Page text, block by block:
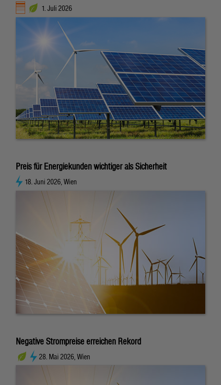
1. Juli 2026
Preis für Energiekunden wichtiger als Sicherheit
18. Juni 2026, Wien
Negative Strompreise erreichen Rekord
28. Mai 2026, Wien